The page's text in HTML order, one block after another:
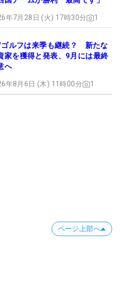
年7月28日 (火) 17時30分 1
ルフは来季も継続？ 新たな
家を獲得と発表、9月には最終
へ
年8月6日 (木) 11時00分 1
ページ上部へ